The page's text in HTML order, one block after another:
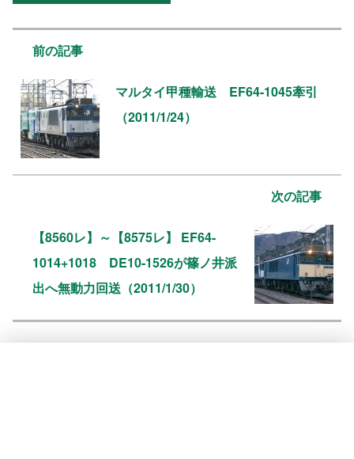
前の記事
マルタイ甲種輸送 EF64-1045牽引
（2011/1/24）
次の記事
【8560レ】～【8575レ】 EF64-
1014+1018 DE10-1526が篠ノ井派
出へ無動力回送（2011/1/30）